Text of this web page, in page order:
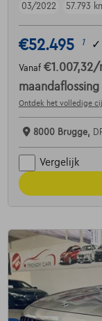
03/2022
57.793
€52.495 1 ✓
Vanaf €1.007,32/
Ontdek het volledige
8000 Brugge,
Vergelijk